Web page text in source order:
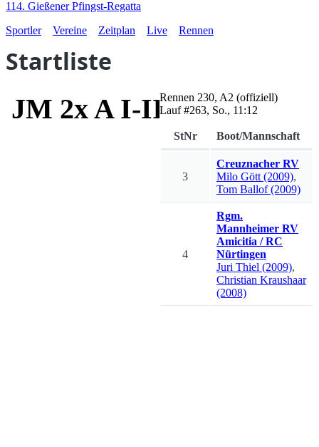
114. Gießener Pfingst-Regatta
Sportler
Vereine Zeitplan Live Rennen
Startliste
JM 2x A I-IIIRennen 230, A2 (offiziell)
Lauf #263, So., 11:12
StNr Boot/Mannschaft
3
Creuznacher RV
Milo Gött (2009),
Tom Ballof (2009)
4
Rgm.
Mannheimer RV
Amicitia / RC
Nürtingen
Juri Thiel (2009),
Christian Kraushaar
(2008)